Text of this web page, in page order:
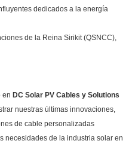
dedicados a la energía
de la Reina Sirikit (QSNCC),
en DC Solar PV Cables y Solutions
nuestras últimas innovaciones,
de cable personalizadas
necesidades de la industria solar en